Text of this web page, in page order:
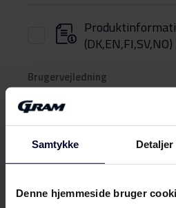
Samtykke Detaljer
Denne hjemmeside bruger
(DK,EN,FI,SV,NO)
Brugervejledning
Vis mere